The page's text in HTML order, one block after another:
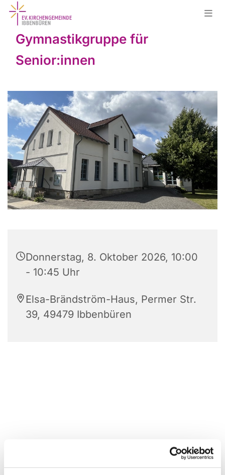
Gymnastikgruppe für
Senior:innen
Donnerstag, 8. Oktober 2026, 10:00
- 10:45 Uhr
Elsa-Brändström-Haus, Permer Str.
39, 49479 Ibbenbüren